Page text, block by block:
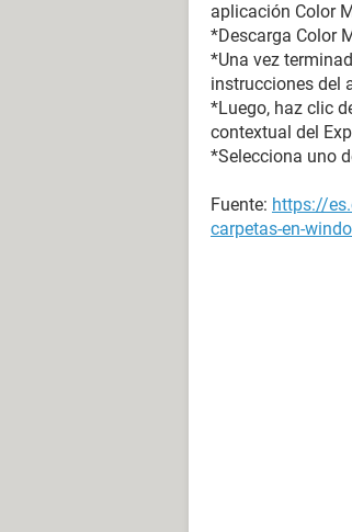
aplicación Color
*Descarga Color
*Una vez
instrucciones del
*Luego, haz clic
contextual del
*Selecciona uno
Fuente: https://
carpetas-en-